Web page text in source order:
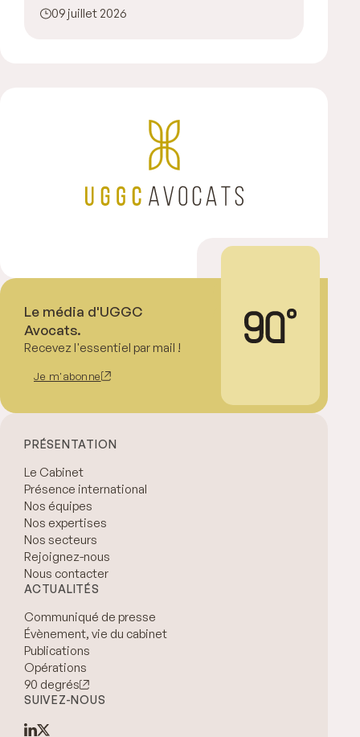
09 juillet 2026
Le média d'UGGC
Avocats.
Recevez l'essentiel par mail !
Je m'abonne
PRÉSENTATION
Le Cabinet
Présence international
Nos équipes
Nos expertises
Nos secteurs
Rejoignez-nous
Nous contacter
ACTUALITÉS
Communiqué de presse
Évènement, vie du cabinet
Publications
Opérations
90 degrés
SUIVEZ-NOUS